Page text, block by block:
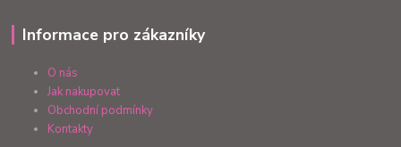
Informace pro zákazníky
O nás
Jak nakupovat
Obchodní podmínky
Kontakty